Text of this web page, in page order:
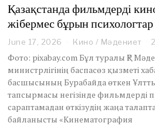
Қазақстанда фильмдерді
жібермес бұрын психологтар
June 17, 2026
n
e
1
7
,
2
Кино / Мәдениет
Фото: pixabay.com Бұл туралы ҚР
министрлігінің баспасөз қызметі
басшысының Бурабайда өткен
тапсырмасы негізінде фильмдерді
сараптамадан өткізудің жаңа
байланысты «Кинематография